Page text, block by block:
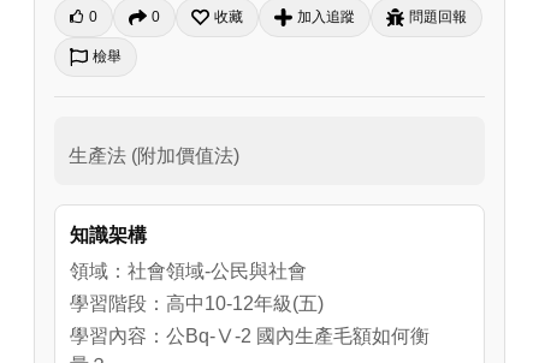
0 0 收藏 加入追蹤 問題回報
檢舉
生產法 (附加價值法)
知識架構
領域：社會領域-公民與社會
學習階段：高中10-12年級(五)
學習內容：公Bq-Ⅴ-2 國內生產毛額如何衡